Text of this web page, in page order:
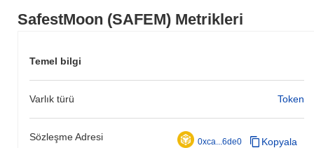
SafestMoon (SAFEM) Metrikleri
Temel bilgi
Varlık türü Token
Sözleşme Adresi 0xca...6de0 Kopyala